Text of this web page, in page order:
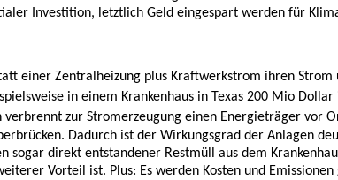
Investition, letztlich Geld eingespart werden für
einer Zentralheizung plus Kraftwerkstrom ihren
in einem Krankenhaus in Texas 200 Mio Dollar
verbrennt zur Stromerzeugung einen Energieträger vor
Dadurch ist der Wirkungsgrad der Anlagen
sogar direkt entstandener Restmüll aus dem
Vorteil ist. Plus: Es werden Kosten und